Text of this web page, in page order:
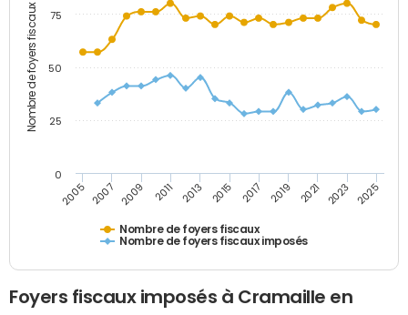
Nombre de foyers fiscaux
Nombre de foyers fiscaux
Nombre de foyers fiscaux imposés
2005 2007 2009 2011 2013 2015 2017 2019 2021 2023 2025
0
25
50
75
Foyers fiscaux imposés à Cramaille en